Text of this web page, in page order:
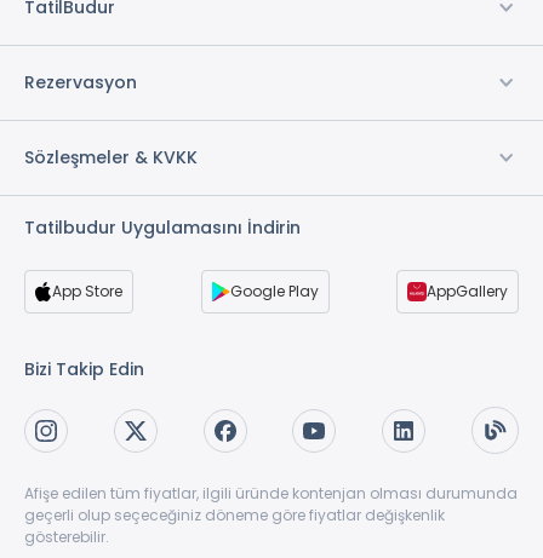
TatilBudur
Rezervasyon
Sözleşmeler & KVKK
Tatilbudur Uygulamasını İndirin
App Store Google Play AppGallery
Bizi Takip Edin
Afişe edilen tüm fiyatlar, ilgili üründe kontenjan olması durumunda
geçerli olup seçeceğiniz döneme göre fiyatlar değişkenlik
gösterebilir.